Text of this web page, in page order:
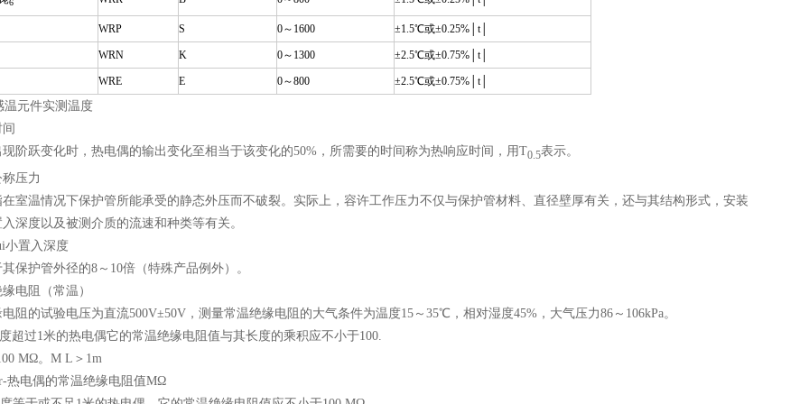
6
WRP S 0～1600 ±1.5℃或±0.25%│t│
WRN K 0～1300 ±2.5℃或±0.75%│t│
WRE E 0～800 ±2.5℃或±0.75%│t│
温元件实测温度
阶跃变化时，热电偶的输出变化至相当于该变化的50%，所需要的时间称为热响应时间，用T0.5表示。
称压力
室温情况下保护管所能承受的静态外压而不破裂。实际上，容许工作压力不仅与保护管材料、直径壁厚有关，还与其结构形式，安装
深度以及被测介质的流速和种类等有关。
小置入深度
保护管外径的8～10倍（特殊产品例外）。
缘电阻（常温）
阻的试验电压为直流500V±50V，测量常温绝缘电阻的大气条件为温度15～35℃，相对湿度45%，大气压力86～106kPa。
超过1米的热电偶它的常温绝缘电阻值与其长度的乘积应不小于100.
MΩ。M L＞1m
热电偶的常温绝缘电阻值MΩ